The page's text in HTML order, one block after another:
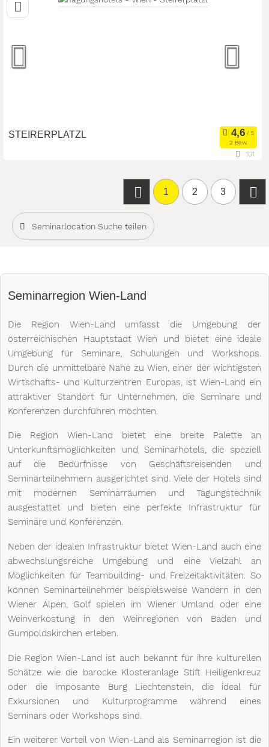
Art der Location: Meetingroom Seminarteilnehmer:
STEIRERPLATZL
2 Bew.
Eventlocation Seminarteilnehmer:
101
1 2 3
Seminarlocation Suche teilen
Seminarregion Wien-Land
Die Region Wien-Land umfasst die Umgebung der
österreichischen Hauptstadt Wien und bietet eine ideale
Umgebung für Seminare, Schulungen und Workshops.
Durch die unmittelbare Nähe zu Wien, einer der wichtigsten
Wirtschafts- und Kulturzentren Europas, ist Wien-Land ein
attraktiver Standort für Unternehmen, die Seminare und
Konferenzen durchführen möchten.
Die Region Wien-Land bietet eine breite Palette an
Unterkunftsmöglichkeiten und Seminarhotels, die speziell
auf die Bedürfnisse von Geschäftsreisenden und
Seminarteilnehmern ausgerichtet sind. Viele der Hotels sind
mit modernen Seminarräumen und Tagungstechnik
ausgestattet und bieten eine perfekte Infrastruktur für
Seminare und Konferenzen.
Neben der idealen Infrastruktur bietet Wien-Land auch eine
abwechslungsreiche Umgebung und eine Vielzahl an
Möglichkeiten für Teambuilding- und Freizeitaktivitäten. So
können Seminarteilnehmer beispielsweise Wandern in den
Wiener Alpen, Golf spielen im Wiener Umland oder eine
Weinverkostung in den Weinregionen von Baden und
Gumpoldskirchen erleben.
Die Region Wien-Land ist auch bekannt für ihre kulturellen
Schätze wie die barocke Klosteranlage Stift Heiligenkreuz
oder die imposante Burg Liechtenstein, die ideal für
Exkursionen und Kulturprogramme während eines
Seminars oder Workshops sind.
Ein weiterer Vorteil von Wien-Land als Seminarregion ist die